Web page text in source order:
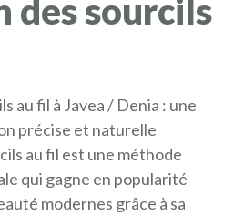
des sourcils
au fil à Javea / Denia : une
précise et naturelle
au fil est une méthode
qui gagne en popularité
modernes grâce à sa